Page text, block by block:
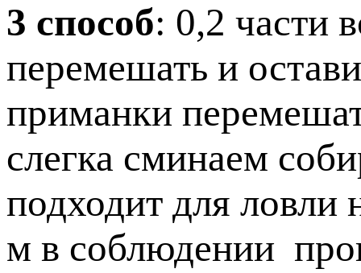
3 способ: 0,2 части
перемешать и
приманки
слегка сминаем
подходит для ловли
м в соблюдении